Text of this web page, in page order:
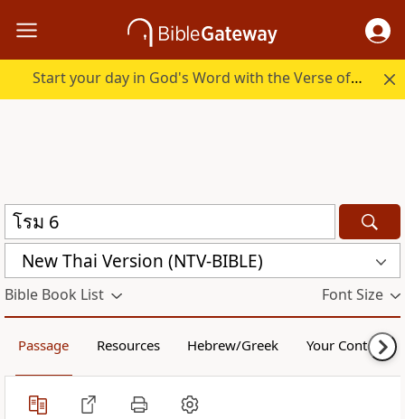
Start your day in God's Word with the Verse of the Day.
New Thai Version (NTV-BIBLE)
Bible Book List Font Size
Passage Resources Hebrew/Greek Your Content